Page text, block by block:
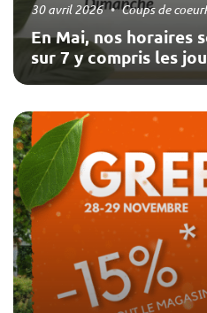
En Mai, nos horaires
sur 7 y compris les
30 avril 2026 Coups de coeur